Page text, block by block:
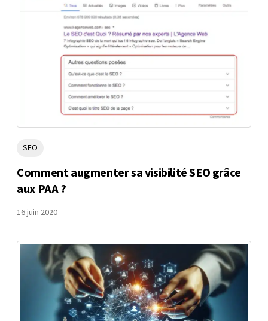
SEO
Comment augmenter sa visibilité SEO grâce
aux PAA ?
16 juin 2020